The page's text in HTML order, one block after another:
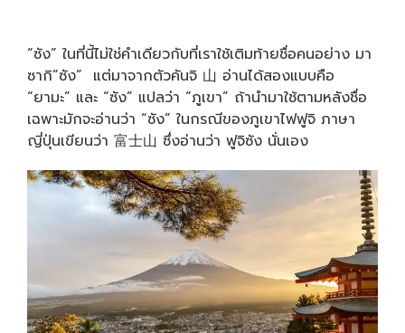
“ซัง” ในที่นี้ไม่ใช่คำเดียวกับที่เราใช้เติมท้ายชื่อคนอย่าง มา
ซากิ”ซัง” แต่มาจากตัวคันจิ 山 อ่านได้สองแบบคือ
“ยามะ” และ “ซัง” แปลว่า “ภูเขา” ถ้านำมาใช้ตามหลังชื่อ
เฉพาะมักจะอ่านว่า “ซัง” ในกรณีของภูเขาไฟฟูจิ ภาษา
ญี่ปุ่นเขียนว่า 富士山 ซึ่งอ่านว่า ฟูจิซัง นั่นเอง